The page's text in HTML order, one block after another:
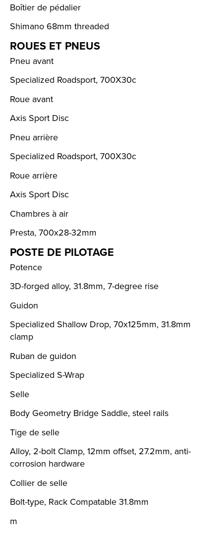
Boîtier de pédalier
Shimano 68mm threaded
ROUES ET PNEUS
Pneu avant
Specialized Roadsport, 700X30c
Roue avant
Axis Sport Disc
Pneu arrière
Specialized Roadsport, 700X30c
Roue arrière
Axis Sport Disc
Chambres à air
Presta, 700x28-32mm
POSTE DE PILOTAGE
Potence
3D-forged alloy, 31.8mm, 7-degree rise
Guidon
Specialized Shallow Drop, 70x125mm, 31.8mm
clamp
Ruban de guidon
Specialized S-Wrap
Selle
Body Geometry Bridge Saddle, steel rails
Tige de selle
Alloy, 2-bolt Clamp, 12mm offset, 27.2mm, anti-
corrosion hardware
Collier de selle
Bolt-type, Rack Compatable 31.8mm
m